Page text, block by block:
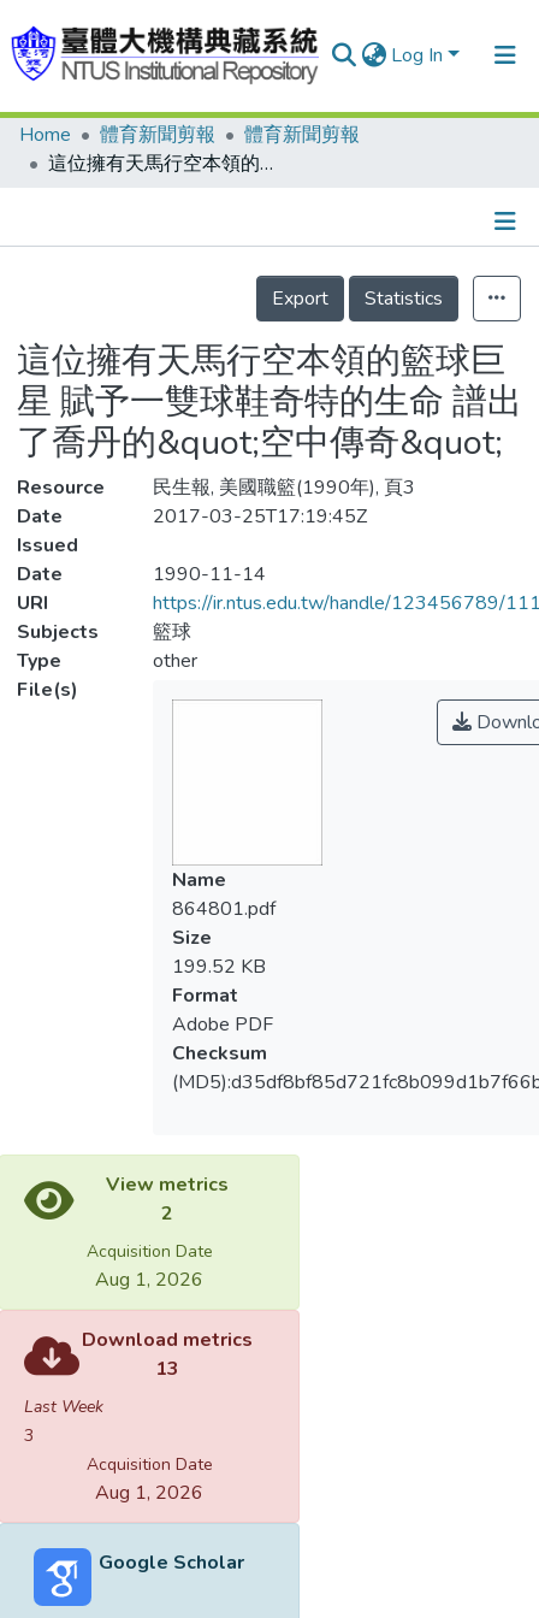
Log In
Communities & Collections
Statistics
Home 體育新聞剪報
體育新聞剪報
這位擁有天馬行空本領的籃球巨星 賦予一雙球鞋奇特的生命 譜出了喬丹的&quot;空中傳奇&quot;
Details
Export
Statistics
這位擁有天馬行空本領的籃球巨
星 賦予一雙球鞋奇特的生命 譜出
了喬丹的&quot;空中傳奇&quot;
Resource
民生報, 美國職籃(1990年), 頁3
Date
Issued
2017-03-25T17:19:45Z
Date
1990-11-14
URI
https://ir.ntus.edu.tw/handle/123456789/
Subjects
籃球
Type
other
File(s)
Name
864801.pdf
Size
199.52 KB
Format
Adobe PDF
Checksum
View metrics
2
Acquisition Date
Aug 1, 2026
Download metrics
13
Last Week
3
Acquisition Date
Aug 1, 2026
Google Scholar